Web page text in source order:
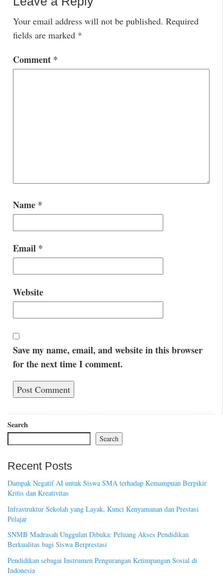
Your email address will not be published. Required
fields are marked *
Comment *
Name *
Email *
Website
Save my name, email, and website in this browser
for the next time I comment.
Search
Search
Recent Posts
Dampak Negatif AI untuk Siswa SMA terhadap Kemampuan Berpikir
Kritis dan Kreativitas
Infrastruktur Sekolah yang Layak, Kunci Kenyamanan dan Prestasi
Pelajar
SNMB Madrasah Unggulan Dibuka: Peluang Akses Pendidikan
Berkualitas bagi Siswa Berprestasi
Pendidikan sebagai Instrumen Pengurangan Ketimpangan Sosial di
Indonesia